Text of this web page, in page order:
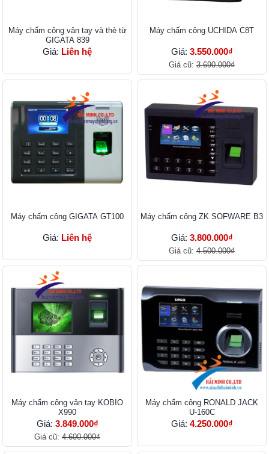
Máy chấm công vân tay và thẻ từ
GIGATA 839
Giá: Liên hệ
Máy chấm công UCHIDA C8T
Giá: 3.550.000₫
Giá cũ: 3.690.000₫
Máy chấm công GIGATA GT100
Giá: Liên hệ
Máy chấm công ZK SOFWARE B3
Giá: 3.800.000₫
Giá cũ: 4.500.000₫
Máy chấm công vân tay KOBIO
X990
Giá: 3.849.000₫
Giá cũ: 4.600.000₫
Máy chấm công RONALD JACK
U-160C
Giá: 4.250.000₫